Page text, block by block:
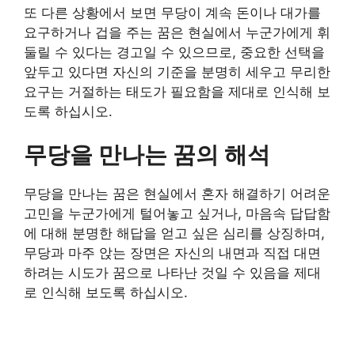
또 다른 상황에서 보면 무당이 계속 돈이나 대가를
요구하거나 겁을 주는 꿈은 현실에서 누군가에게 휘
둘릴 수 있다는 경고일 수 있으므로, 중요한 선택을
앞두고 있다면 자신의 기준을 분명히 세우고 무리한
요구는 거절하는 태도가 필요함을 제대로 인식해 보
도록 하십시오.
무당을 만나는 꿈의 해석
무당을 만나는 꿈은 현실에서 혼자 해결하기 어려운
고민을 누군가에게 털어놓고 싶거나, 마음속 답답함
에 대해 분명한 해답을 얻고 싶은 심리를 상징하며,
무당과 마주 앉는 장면은 자신의 내면과 직접 대면
하려는 시도가 꿈으로 나타난 것일 수 있음을 제대
로 인식해 보도록 하십시오.